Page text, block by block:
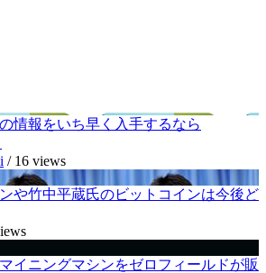
情報をいち早く入手するなら
/ 16 views
や竹中平蔵氏のビットコインは今後ど
イニングマシンをゼロフィールドが販